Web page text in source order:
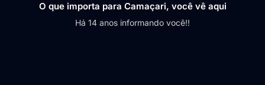
O que importa para Camaçari, você vê aqui
Há 14 anos informando você!!